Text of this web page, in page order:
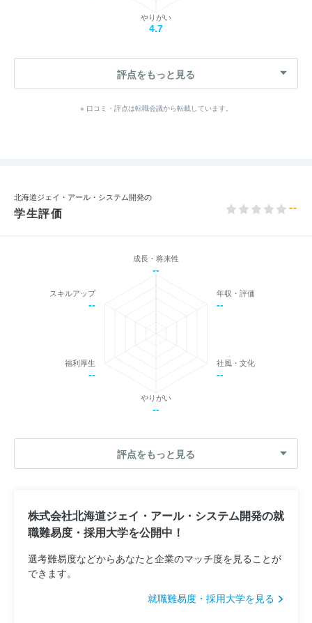
やりがい
4.7
評点をもっと見る
※ 口コミ・評点は転職会議から転載しています。
北海道ジェイ・アール・システム開発の
学生評価 --
成長・将来性
--
年収・評価
--
社風・文化
--
やりがい
--
福利厚生
--
スキルアップ
--
評点をもっと見る
株式会社北海道ジェイ・アール・システム開発の就
職難易度・採用大学を公開中！
選考難易度などからあなたと企業のマッチ度を見ることが
できます。
就職難易度・採用大学を見る